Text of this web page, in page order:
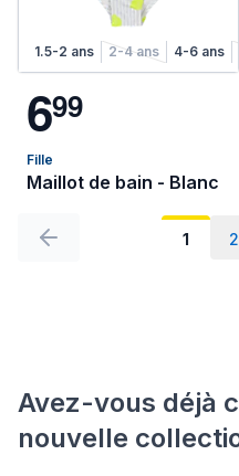
1.5-2 ans 2-4 ans 4-6 ans
699
Fille
Maillot de bain - Blanc
1 2
Avez-vous déjà
nouvelle